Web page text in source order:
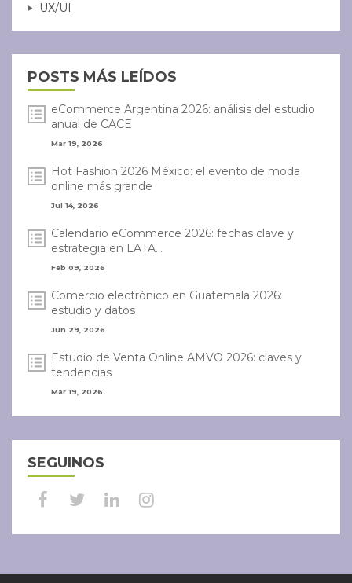
UX/UI
POSTS MÁS LEÍDOS
eCommerce Argentina 2026: análisis del estudio
anual de CACE
Mar 19, 2026
Hot Fashion 2026 México: el evento de moda
online más grande
Jul 14, 2026
Calendario eCommerce 2026: fechas clave y
estrategia en LATA...
Feb 09, 2026
Comercio electrónico en Guatemala 2026:
estudio y datos
Jun 29, 2026
Estudio de Venta Online AMVO 2026: claves y
tendencias
Mar 19, 2026
SEGUINOS